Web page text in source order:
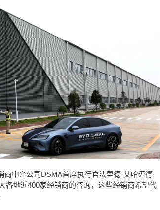
商中介公司DSMA首席执行官法里德·艾哈迈德
各地近400家经销商的咨询，这些经销商希望代